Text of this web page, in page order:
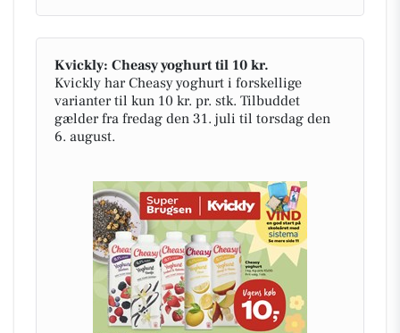
Kvickly: Cheasy yoghurt til 10 kr.
Kvickly har Cheasy yoghurt i forskellige
varianter til kun 10 kr. pr. stk. Tilbuddet
gælder fra fredag den 31. juli til torsdag den
6. august.